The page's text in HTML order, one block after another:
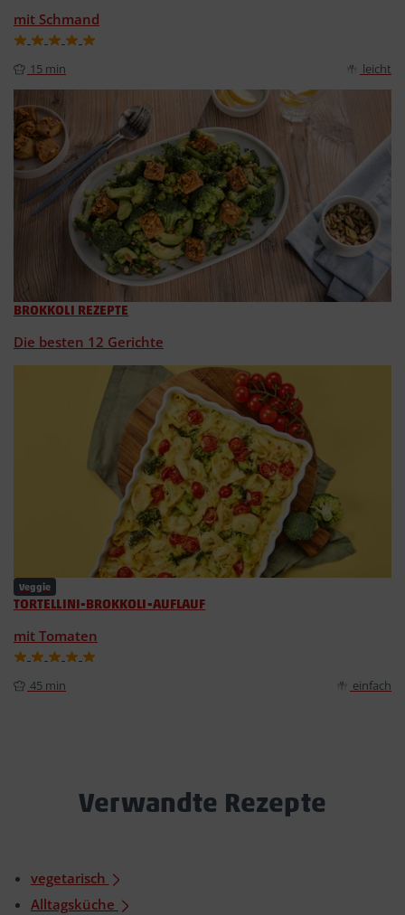
mit Schmand
15 min leicht
BROKKOLI REZEPTE
Die besten 12 Gerichte
Veggie
TORTELLINI-BROKKOLI-AUFLAUF
mit Tomaten
45 min einfach
Verwandte Rezepte
vegetarisch
Alltagsküche